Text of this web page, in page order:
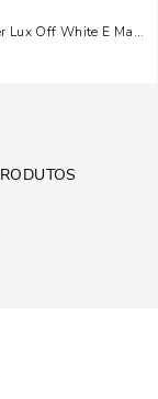
Lux Off White E